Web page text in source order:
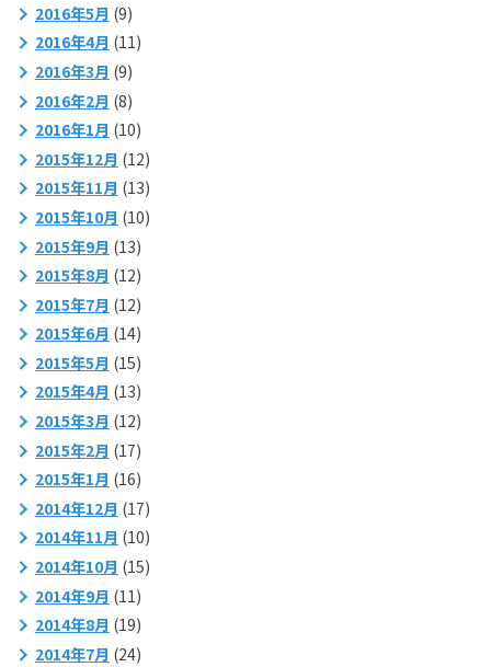
2016年5月 (9)
2016年4月 (11)
2016年3月 (9)
2016年2月 (8)
2016年1月 (10)
2015年12月 (12)
2015年11月 (13)
2015年10月 (10)
2015年9月 (13)
2015年8月 (12)
2015年7月 (12)
2015年6月 (14)
2015年5月 (15)
2015年4月 (13)
2015年3月 (12)
2015年2月 (17)
2015年1月 (16)
2014年12月 (17)
2014年11月 (10)
2014年10月 (15)
2014年9月 (11)
2014年8月 (19)
2014年7月 (24)